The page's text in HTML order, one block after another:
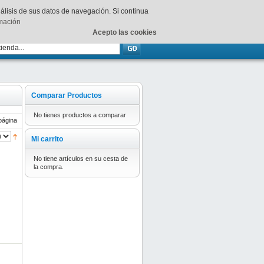
Sucarrito está vacío.
Comparar Productos
No tienes productos a comparar
Mi carrito
No tiene artículos en su cesta de
la compra.
de sus datos de navegación. Si continua
Acepto las cookies